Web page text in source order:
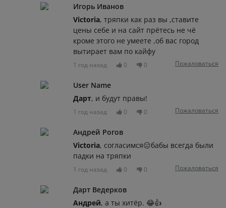
Игорь Иванов
Victoria, тряпки как раз вы ,ставите
цены себе и на сайт прётесь не чё
кроме этого не умеете ,об вас город
вытирает вам по кайфу
1 год назад 0 0 Пожаловаться
User Name
Дарт, и будут правы!
1 год назад 0 0 Пожаловаться
Андрей Рогов
Victoria, согласимся😑бабы всегда были
падки на тряпки
1 год назад 0 0 Пожаловаться
Дарт Ведерков
Андрей, а ты хитёр. 😂👍